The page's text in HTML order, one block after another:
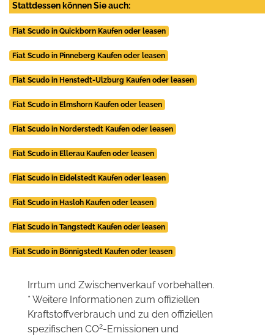
Stattdessen können Sie auch:
Fiat Scudo in Quickborn Kaufen oder leasen
Fiat Scudo in Pinneberg Kaufen oder leasen
Fiat Scudo in Henstedt-Ulzburg Kaufen oder leasen
Fiat Scudo in Elmshorn Kaufen oder leasen
Fiat Scudo in Norderstedt Kaufen oder leasen
Fiat Scudo in Ellerau Kaufen oder leasen
Fiat Scudo in Eidelstedt Kaufen oder leasen
Fiat Scudo in Hasloh Kaufen oder leasen
Fiat Scudo in Tangstedt Kaufen oder leasen
Fiat Scudo in Bönnigstedt Kaufen oder leasen
Irrtum und Zwischenverkauf vorbehalten.
* Weitere Informationen zum offiziellen
Kraftstoffverbrauch und zu den offiziellen
spezifischen CO2-Emissionen und